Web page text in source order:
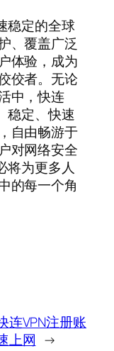
稳定的全球
、覆盖广泛
体验，成为
佼者。无论
中，快连
稳定、快速
自由畅游于
对网络安全
将为更多人
的每一个角
连VPN注册账
上网 →